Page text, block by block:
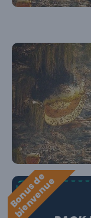
B
o
n
u
s
d
e
b
i
e
n
v
e
n
u
e